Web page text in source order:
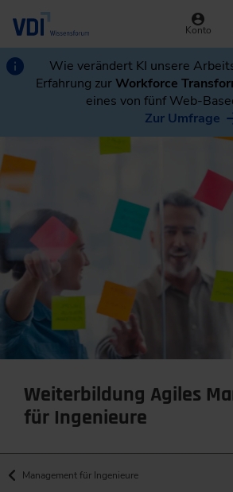
Konto
Wie verändert KI unsere
Erfahrung zurWorkforce
eines von fünf Web-
Zur Umfrage
Weiterbildung Agiles
für Ingenieure
Management für Ingenieure